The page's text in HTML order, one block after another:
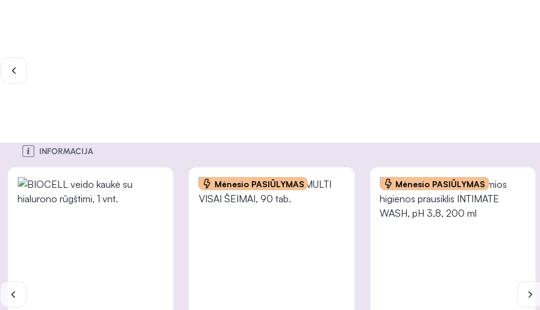
INFORMACIJA
Mėnesio PASIŪLYMAS Mėnesio PASIŪLYMAS